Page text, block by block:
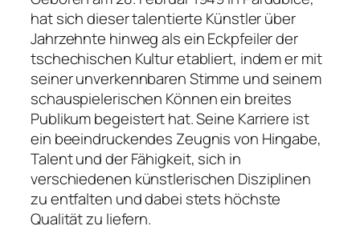
hat sich dieser talentierte Künstler über
Jahrzehnte hinweg als ein Eckpfeiler der
tschechischen Kultur etabliert, indem er mit
seiner unverkennbaren Stimme und seinem
schauspielerischen Können ein breites
Publikum begeistert hat. Seine Karriere ist
ein beeindruckendes Zeugnis von Hingabe,
Talent und der Fähigkeit, sich in
verschiedenen künstlerischen Disziplinen
zu entfalten und dabei stets höchste
Qualität zu liefern.